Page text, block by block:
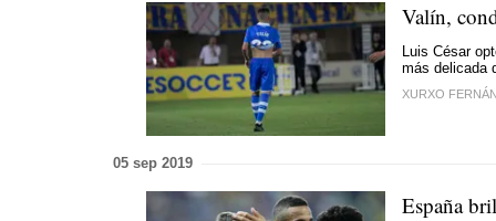
Valín,
Luis César
más delicada
XURXO
05 sep 2019
España